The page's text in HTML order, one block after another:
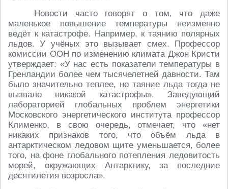
Новости часто говорят о том, что даже
маленькое повышение температуры неизменно
ведёт к катастрофе. Например, к таянию полярных
льдов. У учёных это вызывает смех. Профессор
комиссии ООН по изменению климата Джон Кристи
утверждает: «У нас есть показатели температуры в
Гренландии более чем тысячелетней давности. Там
было значительно теплее, но таяние льда тогда не
вызвало никакой катастрофы». Заведующий
лабораторией глобальных проблем энергетики
Московского энергетического института профессор
Клименко, в свою очередь, отмечает, что «нет
никаких признаков того, что объём льда в
антарктическом ледовом щите уменьшается, более
того, на фоне глобального потепления ледовитость
морей, окружающих Антарктику, за последние
десятилетия возросла».